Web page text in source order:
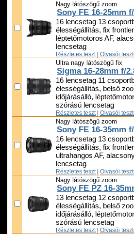
Nagy látószögű zoom
Sony FE 16-25mm
16 lencsetag 13
élességállítás, fix
léptetőmotoros AF,
lencsetag
Részletes teszt Olvasói
Ultra nagy látószögű fix
Sigma 16-28mm f/
16 lencsetag 11
élességállítás, belső
időjárásálló,
szórású lencsetag
Részletes teszt Olvasói
Nagy látószögű zoom
Sony FE 16-35mm
16 lencsetag 13
élességállítás, fix
ultrahangos AF,
lencsetag
Részletes teszt Olvasói
Nagy látószögű zoom
Sony FE PZ 16-
13 lencsetag 12
élességállítás, belső
időjárásálló,
szórású lencsetag
Részletes teszt Olvasói